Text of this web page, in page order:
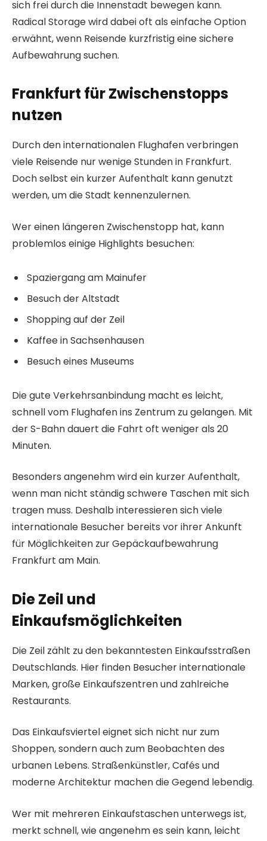
sich frei durch die Innenstadt bewegen kann.
Radical Storage wird dabei oft als einfache Option
erwähnt, wenn Reisende kurzfristig eine sichere
Aufbewahrung suchen.
Frankfurt für Zwischenstopps
nutzen
Durch den internationalen Flughafen verbringen
viele Reisende nur wenige Stunden in Frankfurt.
Doch selbst ein kurzer Aufenthalt kann genutzt
werden, um die Stadt kennenzulernen.
Wer einen längeren Zwischenstopp hat, kann
problemlos einige Highlights besuchen:
Spaziergang am Mainufer
Besuch der Altstadt
Shopping auf der Zeil
Kaffee in Sachsenhausen
Besuch eines Museums
Die gute Verkehrsanbindung macht es leicht,
schnell vom Flughafen ins Zentrum zu gelangen. Mit
der S-Bahn dauert die Fahrt oft weniger als 20
Minuten.
Besonders angenehm wird ein kurzer Aufenthalt,
wenn man nicht ständig schwere Taschen mit sich
tragen muss. Deshalb interessieren sich viele
internationale Besucher bereits vor ihrer Ankunft
für Möglichkeiten zur Gepäckaufbewahrung
Frankfurt am Main.
Die Zeil und
Einkaufsmöglichkeiten
Die Zeil zählt zu den bekanntesten Einkaufsstraßen
Deutschlands. Hier finden Besucher internationale
Marken, große Einkaufszentren und zahlreiche
Restaurants.
Das Einkaufsviertel eignet sich nicht nur zum
Shoppen, sondern auch zum Beobachten des
urbanen Lebens. Straßenkünstler, Cafés und
moderne Architektur machen die Gegend lebendig.
Wer mit mehreren Einkaufstaschen unterwegs ist,
merkt schnell, wie angenehm es sein kann, leicht